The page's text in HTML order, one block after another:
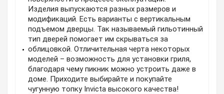
Изделия выпускаются разных размеров и
модификаций. Есть варианты с вертикальным
подъемом дверцы. Так называемый гильотинный
тип дверей помогает им скрываться за
облицовкой. Отличительная черта некоторых
моделей – возможность для установки гриля,
благодаря чему пикник можно устроить даже в
доме. Приходите выбирайте и покупайте
чугунную топку Invicta высокого качества!